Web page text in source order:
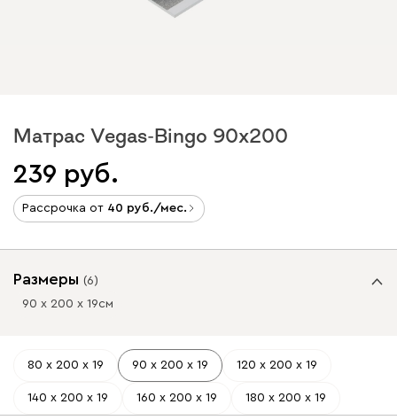
Матрас Vegas-Bingo 90x200
239
Рассрочка от 40 /мес.
Размеры (6)
90 х 200 х 19см
80 х 200 х 19 90 х 200 х 19 120 х 200 х 19
140 х 200 х 19 160 х 200 х 19 180 х 200 х 19